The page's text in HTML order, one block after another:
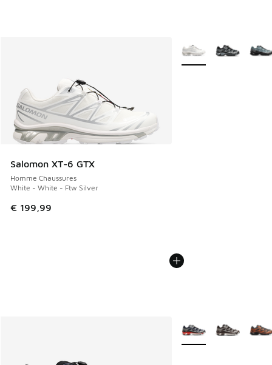
Salomon XT-6 GTX
Homme Chaussures
White - White - Ftw Silver
€ 199,99
Plus de couleurs
Plus de couleurs